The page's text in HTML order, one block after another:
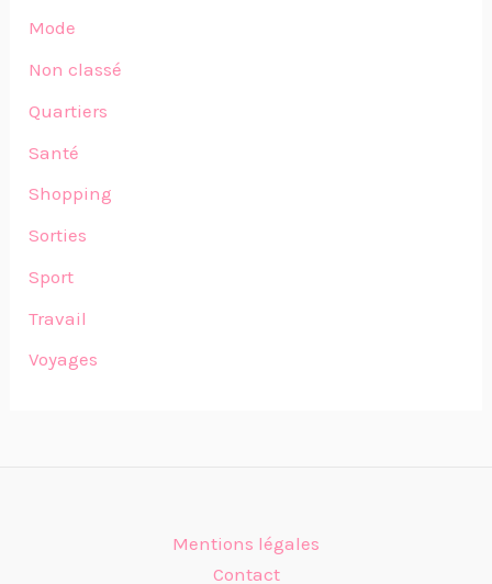
Mode
Non classé
Quartiers
Santé
Shopping
Sorties
Sport
Travail
Voyages
Mentions légales
Contact